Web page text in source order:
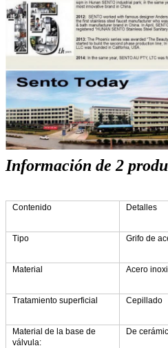
Información de 2
Contenido Detalles
Tipo Grifo de
Material Acero
Tratamiento superficial Cepillado
Material de la base de
válvula:
De